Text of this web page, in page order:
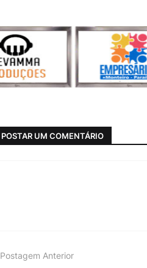
POSTAR UM COMENTÁRIO
Postagem Anterior